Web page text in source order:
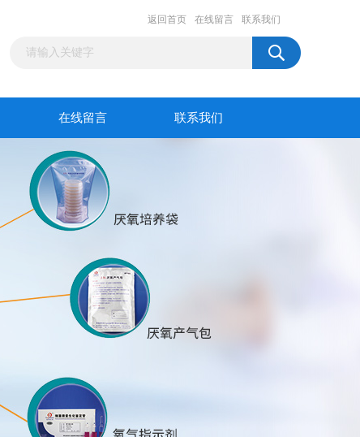
返回首页 在线留言 联系我们
在线留言 联系我们